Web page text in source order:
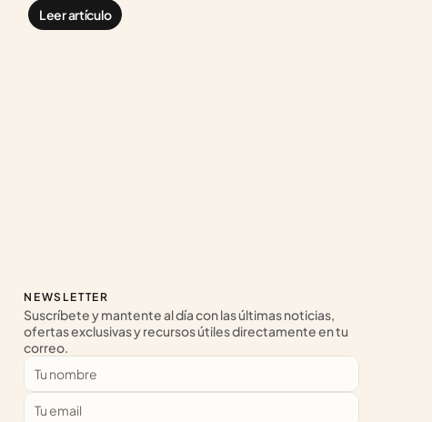
Leer artículo
NEWSLETTER
Suscríbete y mantente al día con las últimas noticias,
ofertas exclusivas y recursos útiles directamente en tu
correo.